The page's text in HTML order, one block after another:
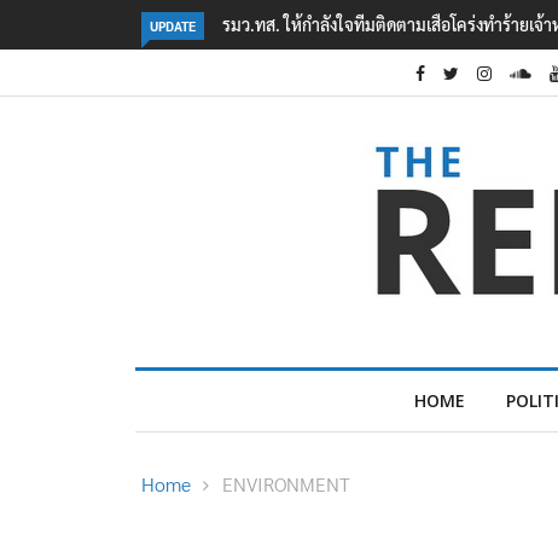
UPDATE ‘ภาคประชาสังคม’ รวมตัวคัดค้าน ‘มิน ออง ไลง์’
HOME
Home ENVIRONMENT